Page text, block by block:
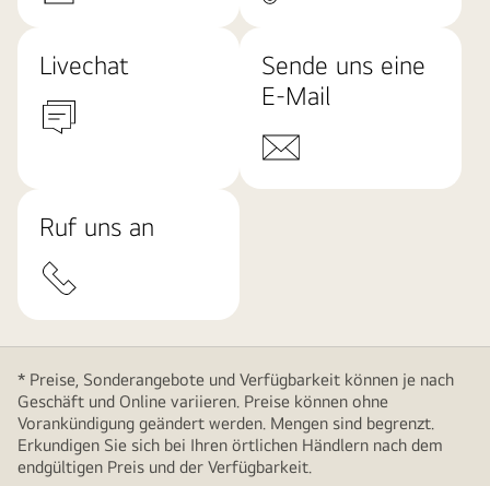
Livechat
Sende uns eine
E-Mail
Ruf uns an
* Preise, Sonderangebote und Verfügbarkeit können je nach
Geschäft und Online variieren. Preise können ohne
Vorankündigung geändert werden. Mengen sind begrenzt.
Erkundigen Sie sich bei Ihren örtlichen Händlern nach dem
endgültigen Preis und der Verfügbarkeit.